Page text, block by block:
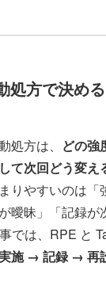
処方で決め
処方は、 どの強
て次回どう変え
りやすいのは「
曖昧」「記録が
では、RPE と
施 → 記録 → 再